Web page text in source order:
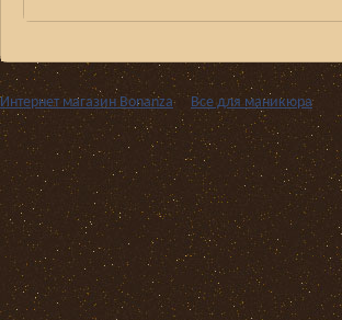
Интернет магазин Bonanza›› Все для маникюра